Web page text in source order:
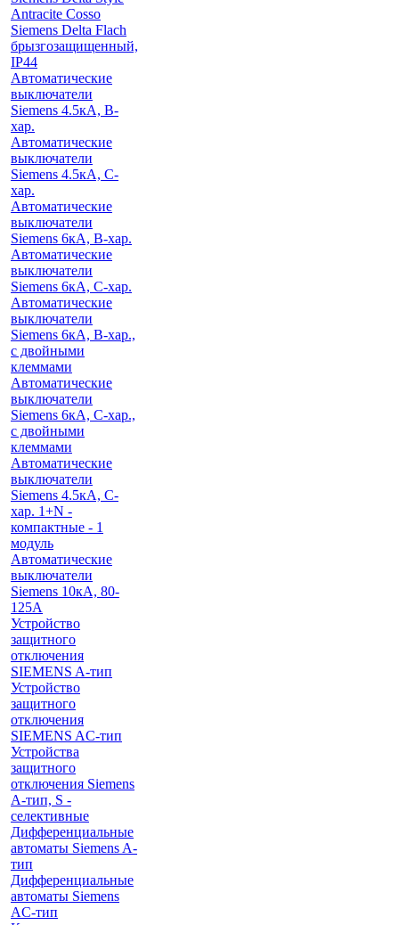
Antracite Cosso
Siemens Delta Flach
брызгозащищенный,
IP44
Автоматические
выключатели
Siemens 4.5кА, B-
хар.
Автоматические
выключатели
Siemens 4.5кА, C-
хар.
Автоматические
выключатели
Siemens 6кА, B-хар.
Автоматические
выключатели
Siemens 6кА, С-хар.
Автоматические
выключатели
Siemens 6кА, B-хар.,
с двойными
клеммами
Автоматические
выключатели
Siemens 6кА, C-хар.,
с двойными
клеммами
Автоматические
выключатели
Siemens 4.5кА, C-
хар. 1+N -
компактные - 1
модуль
Автоматические
выключатели
Siemens 10кА, 80-
125A
Устройство
защитного
отключения
SIEMENS A-тип
Устройство
защитного
отключения
SIEMENS AС-тип
Устройства
защитного
отключения Siemens
A-тип, S -
селективные
Дифференциальные
автоматы Siemens A-
тип
Дифференциальные
автоматы Siemens
AС-тип